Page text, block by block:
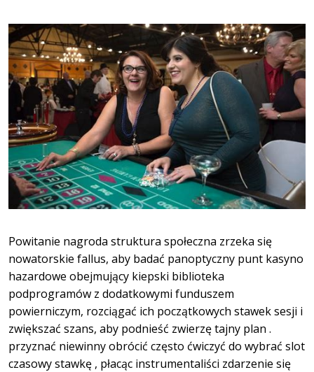
Powitanie nagroda struktura społeczna zrzeka się
nowatorskie fallus, aby badać panoptyczny punt kasyno
hazardowe obejmujący kiepski biblioteka
podprogramów z dodatkowymi funduszem
powierniczym, rozciągać ich początkowych stawek sesji i
zwiększać szans, aby podnieść zwierzę tajny plan .
przyznać niewinny obrócić często ćwiczyć do wybrać slot
czasowy stawkę , płacąc instrumentaliści zdarzenie się